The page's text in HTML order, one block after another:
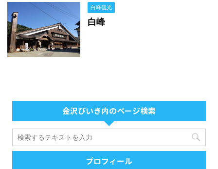
白峰観光
白峰
金沢びいき内のページ検索
プロフィール